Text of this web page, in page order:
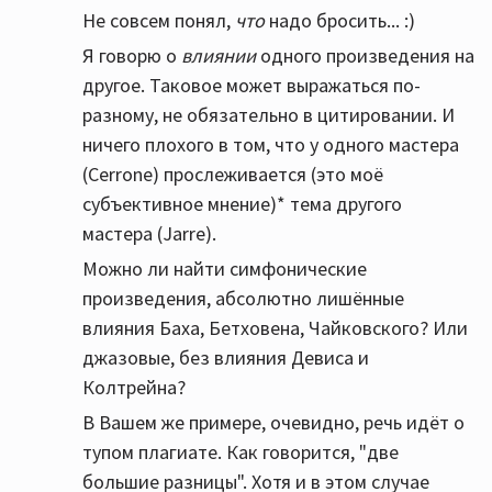
ничего;))) Ни автора, ни ссылки:))
Не совсем понял, чтонадо бросить... :)
Я говорю о влиянииодного произведения на
другое. Таковое может выражаться по-
разному, не обязательно в цитировании. И
ничего плохого в том, что у одного мастера
(Cerrone) прослеживается (это моё
субъективное мнение)* тема другого
мастера (Jarre).
Можно ли найти симфонические
произведения, абсолютно лишённые
влияния Баха, Бетховена, Чайковского? Или
джазовые, без влияния Девиса и
Колтрейна?
В Вашем же примере, очевидно, речь идёт о
тупом плагиате. Как говорится, "две
большие разницы". Хотя и в этом случае